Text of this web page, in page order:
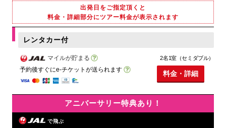
出発日をご指定頂くと
料金・詳細部分にツアー料金が表示されます
レンタカー付
マイルが貯まる
予約後すぐにe-チケットが送られます
2名1室（セミダブル）
料金・詳細
アニバーサリー特典あり！
で飛ぶ